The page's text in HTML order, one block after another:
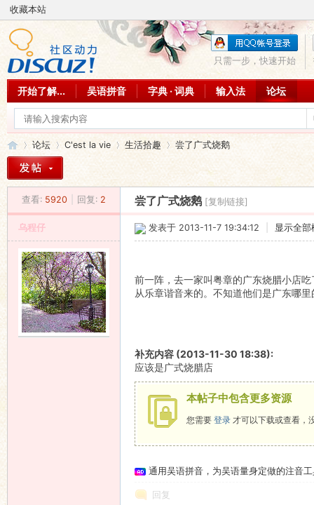
收藏本站
只需一步，快速开始
开始了解... 吴语拼音 字典 · 词典 输入法 论坛
»
论坛
›
C'est la vie 生活拾趣 尝了广式烧鹅
查看: 5920 回复: 2 尝了广式烧鹅 [复制链接]
乌程仔 发表于 2013-11-7 19:34:12 显示全部
前一阵，去一家叫粤章的广东烧腊小店
从乐章谐音来的。不知道他们是广东哪
补充内容 (2013-11-30 18:38):
应该是广式烧腊店
本帖子中包含更多资源
您需要 登录 才可以下载或查看，
通用吴语拼音，为吴语量身定做的注音
回复